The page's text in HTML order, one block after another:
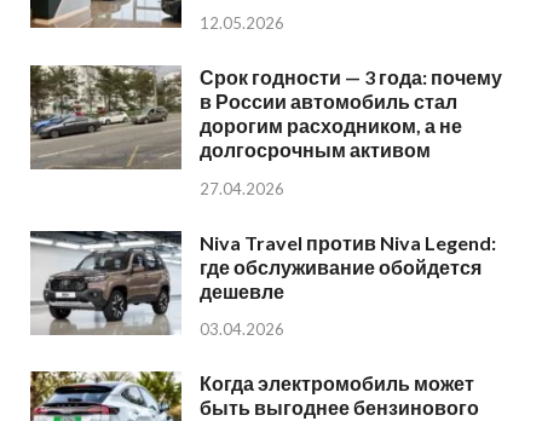
12.05.2026
Срок годности — 3 года: почему
в России автомобиль стал
дорогим расходником, а не
долгосрочным активом
27.04.2026
Niva Travel против Niva Legend:
где обслуживание обойдется
дешевле
03.04.2026
Когда электромобиль может
быть выгоднее бензинового